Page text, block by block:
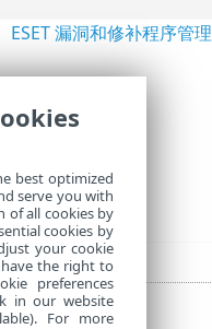
ESET 漏洞和修补程序管理
best optimized
serve you with
of all cookies by
cookies by
your cookie
have the right to
preferences
in our website
For more